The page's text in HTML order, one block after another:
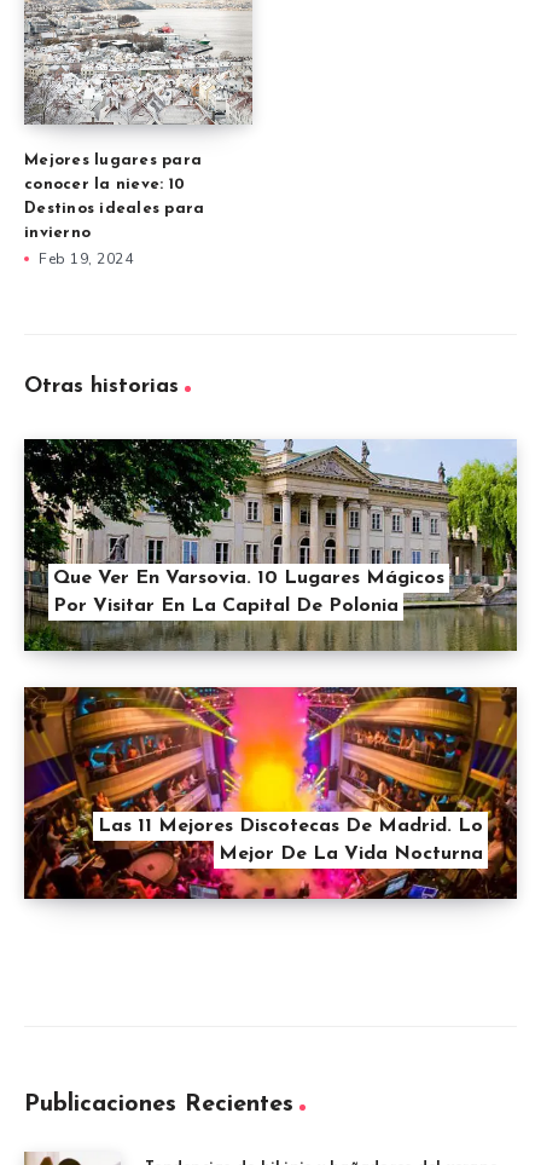
Mejores lugares para
conocer la nieve: 10
Destinos ideales para
invierno
Feb 19, 2024
Otras historias
Que Ver En Varsovia. 10 Lugares Mágicos
Por Visitar En La Capital De Polonia
Las 11 Mejores Discotecas De Madrid. Lo
Mejor De La Vida Nocturna
Publicaciones Recientes